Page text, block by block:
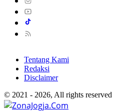
Tentang Kami
Redaksi
Disclaimer
© 2021 - 2026, All rights reserved